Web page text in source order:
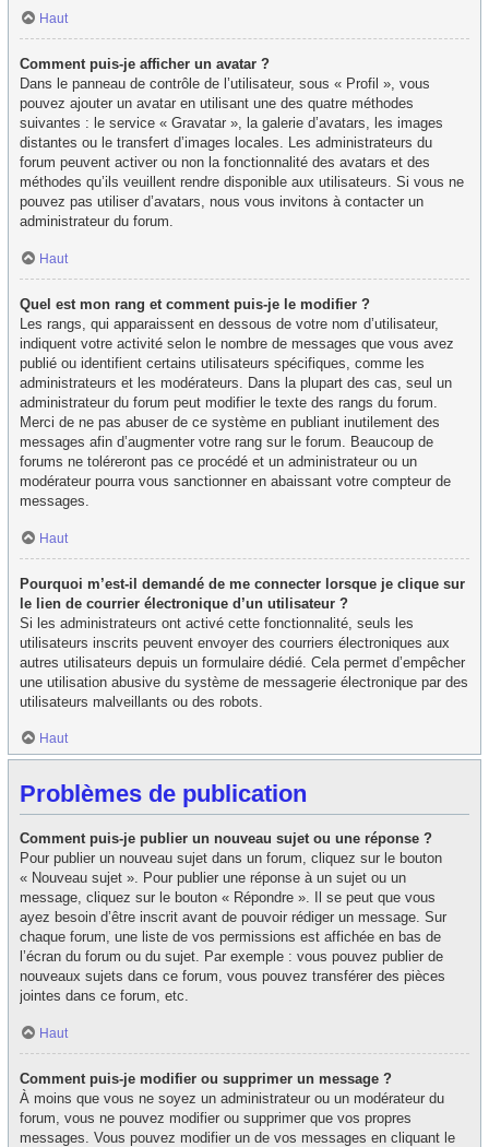
Haut
Comment puis-je afficher un avatar ?
Dans le panneau de contrôle de l’utilisateur, sous « Profil », vous
pouvez ajouter un avatar en utilisant une des quatre méthodes
suivantes : le service « Gravatar », la galerie d’avatars, les images
distantes ou le transfert d’images locales. Les administrateurs du
forum peuvent activer ou non la fonctionnalité des avatars et des
méthodes qu’ils veuillent rendre disponible aux utilisateurs. Si vous ne
pouvez pas utiliser d’avatars, nous vous invitons à contacter un
administrateur du forum.
Haut
Quel est mon rang et comment puis-je le modifier ?
Les rangs, qui apparaissent en dessous de votre nom d’utilisateur,
indiquent votre activité selon le nombre de messages que vous avez
publié ou identifient certains utilisateurs spécifiques, comme les
administrateurs et les modérateurs. Dans la plupart des cas, seul un
administrateur du forum peut modifier le texte des rangs du forum.
Merci de ne pas abuser de ce système en publiant inutilement des
messages afin d’augmenter votre rang sur le forum. Beaucoup de
forums ne toléreront pas ce procédé et un administrateur ou un
modérateur pourra vous sanctionner en abaissant votre compteur de
messages.
Haut
Pourquoi m’est-il demandé de me connecter lorsque je clique sur
le lien de courrier électronique d’un utilisateur ?
Si les administrateurs ont activé cette fonctionnalité, seuls les
utilisateurs inscrits peuvent envoyer des courriers électroniques aux
autres utilisateurs depuis un formulaire dédié. Cela permet d’empêcher
une utilisation abusive du système de messagerie électronique par des
utilisateurs malveillants ou des robots.
Haut
Problèmes de publication
Comment puis-je publier un nouveau sujet ou une réponse ?
Pour publier un nouveau sujet dans un forum, cliquez sur le bouton
« Nouveau sujet ». Pour publier une réponse à un sujet ou un
message, cliquez sur le bouton « Répondre ». Il se peut que vous
ayez besoin d’être inscrit avant de pouvoir rédiger un message. Sur
chaque forum, une liste de vos permissions est affichée en bas de
l’écran du forum ou du sujet. Par exemple : vous pouvez publier de
nouveaux sujets dans ce forum, vous pouvez transférer des pièces
jointes dans ce forum, etc.
Haut
Comment puis-je modifier ou supprimer un message ?
À moins que vous ne soyez un administrateur ou un modérateur du
forum, vous ne pouvez modifier ou supprimer que vos propres
messages. Vous pouvez modifier un de vos messages en cliquant le